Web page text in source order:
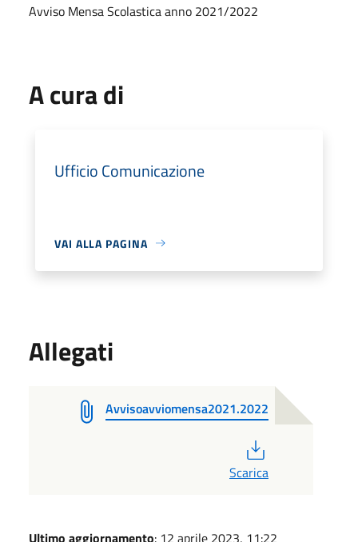
Avviso Mensa Scolastica anno 2021/2022
A cura di
Ufficio Comunicazione
VAI ALLA PAGINA
Allegati
Avvisoavviomensa2021.2022
Scarica
Ultimo aggiornamento: 12 aprile 2023, 11:22